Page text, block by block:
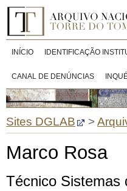
INÍCIO IDENTIFICAÇÃO
CANAL DE DENÚNCIAS
Sites DGLAB >
Marco Rosa
Técnico Sistemas